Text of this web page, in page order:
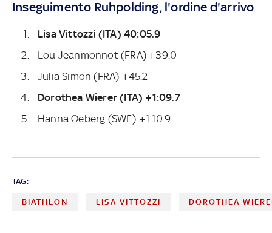
Inseguimento Ruhpolding, l'ordine d'arrivo
Lisa Vittozzi (ITA) 40:05.9
Lou Jeanmonnot (FRA) +39.0
Julia Simon (FRA) +45.2
Dorothea Wierer (ITA) +1:09.7
Hanna Oeberg (SWE) +1:10.9
TAG:
BIATHLON LISA VITTOZZI DOROTHEA